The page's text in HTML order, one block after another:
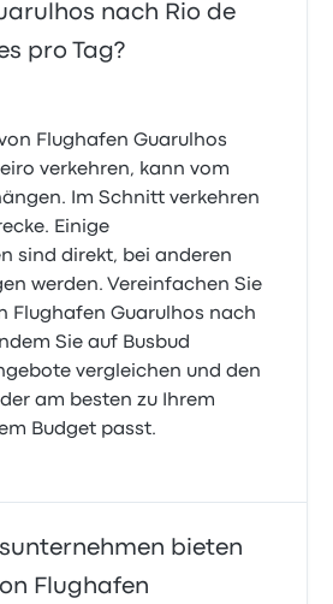
nach Rio de
pro Tag?
Flughafen Guarulhos
verkehren, kann vom
Im Schnitt verkehren
Einige
sind direkt, bei anderen
werden. Vereinfachen Sie
Flughafen Guarulhos nach
Sie auf Busbud
vergleichen und den
am besten zu Ihrem
Budget passt.
bieten
Flughafen